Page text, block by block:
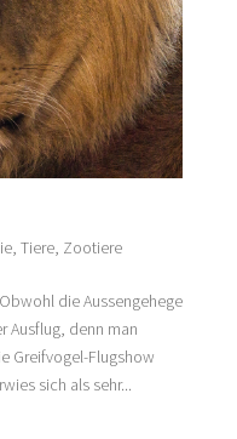
, Tiere, Zootiere
die Aussengehege
Ausflug, denn man
Greifvogel-Flugshow
sich als sehr...